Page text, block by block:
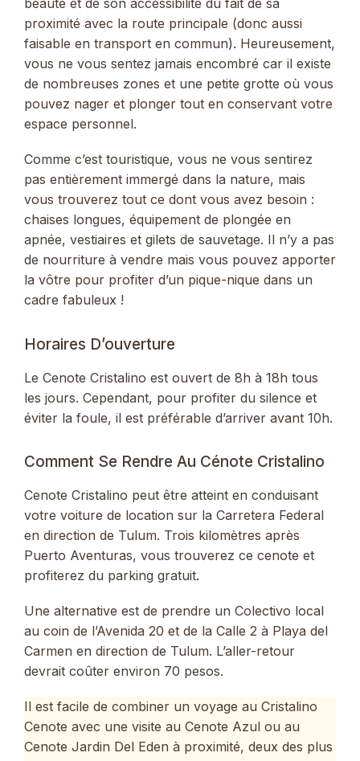
beauté et de son accessibilité du fait de sa
proximité avec la route principale (donc aussi
faisable en transport en commun). Heureusement,
vous ne vous sentez jamais encombré car il existe
de nombreuses zones et une petite grotte où vous
pouvez nager et plonger tout en conservant votre
espace personnel.
Comme c’est touristique, vous ne vous sentirez
pas entièrement immergé dans la nature, mais
vous trouverez tout ce dont vous avez besoin :
chaises longues, équipement de plongée en
apnée, vestiaires et gilets de sauvetage. Il n’y a pas
de nourriture à vendre mais vous pouvez apporter
la vôtre pour profiter d’un pique-nique dans un
cadre fabuleux !
Horaires D’ouverture
Le Cenote Cristalino est ouvert de 8h à 18h tous
les jours. Cependant, pour profiter du silence et
éviter la foule, il est préférable d’arriver avant 10h.
Comment Se Rendre Au Cénote Cristalino
Cenote Cristalino peut être atteint en conduisant
votre voiture de location sur la Carretera Federal
en direction de Tulum. Trois kilomètres après
Puerto Aventuras, vous trouverez ce cenote et
profiterez du parking gratuit.
Une alternative est de prendre un Colectivo local
au coin de l’Avenida 20 et de la Calle 2 à Playa del
Carmen en direction de Tulum. L’aller-retour
devrait coûter environ 70 pesos.
Il est facile de combiner un voyage au Cristalino
Cenote avec une visite au Cenote Azul ou au
Cenote Jardin Del Eden à proximité, deux des plus